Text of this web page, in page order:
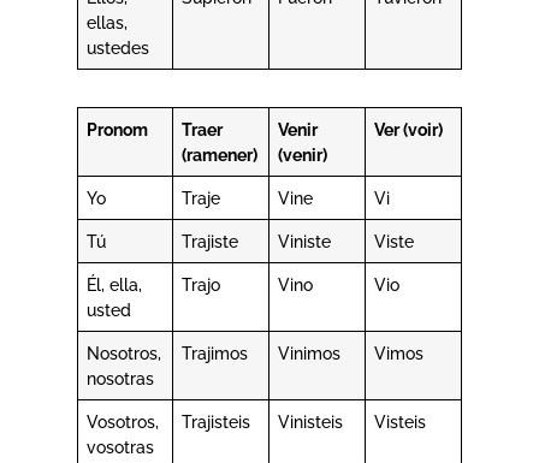
ellas,
ustedes
Pronom
Traer
(ramener)
Venir
(venir)
Ver (voir)
Yo Traje Vine Vi
Tú Trajiste Viniste Viste
Él, ella,
usted
Trajo Vino Vio
Nosotros,
nosotras
Trajimos Vinimos Vimos
Vosotros,
vosotras
Trajisteis Vinisteis Visteis